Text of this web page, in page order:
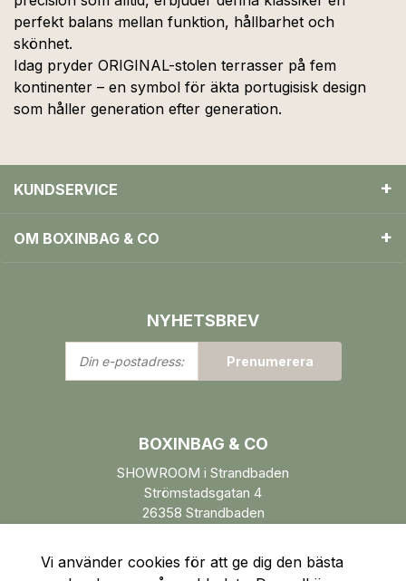
perfekt balans mellan funktion, hållbarhet och
skönhet.
Idag pryder ORIGINAL-stolen terrasser på fem
kontinenter – en symbol för äkta portugisisk design
som håller generation efter generation.
KUNDSERVICE
OM BOXINBAG & CO
NYHETSBREV
Din
e-
Prenumerera
BOXINBAG & CO
SHOWROOM i Strandbaden
Strömstadsgatan 4
26358 Strandbaden
Vi använder cookies för att ge dig den bästa